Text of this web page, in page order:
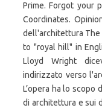
Prime. Forgot your
Coordinates.
dell'architettura The
to "royal hill" in
Lloyd Wright
indirizzato verso
L’opera ha lo scopo
di architettura e sui